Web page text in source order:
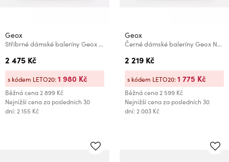
Geox
Stříbrné dámské baleríny Geox New Palmaria
2 475 Kč
Běžná cena2 899 Kč
Nejnižší cena za posledních 30
dní: 2 155 Kč
s kódem LETO20:1 980 Kč
Geox
Černé dámské baleríny Geox New Palmaria
2 219 Kč
Běžná cena2 599 Kč
Nejnižší cena za posledních 30
dní: 2 003 Kč
s kódem LETO20:1 775 Kč